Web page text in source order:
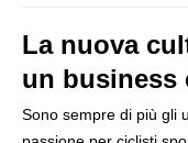
La nuova
un business
Sono sempre di più gli